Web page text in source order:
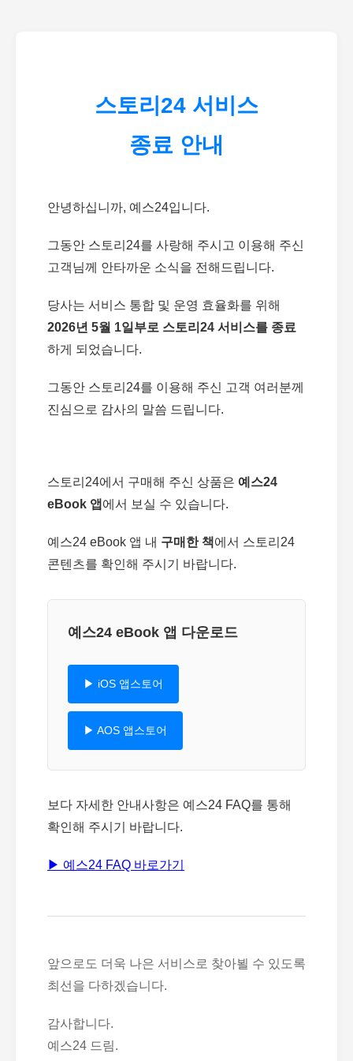
스토리24 서비스
종료 안내
안녕하십니까, 예스24입니다.
그동안 스토리24를 사랑해 주시고 이용해 주신
고객님께 안타까운 소식을 전해드립니다.
당사는 서비스 통합 및 운영 효율화를 위해
2026년 5월 1일부로 스토리24 서비스를 종료
하게 되었습니다.
그동안 스토리24를 이용해 주신 고객 여러분께
진심으로 감사의 말씀 드립니다.
스토리24에서 구매해 주신 상품은 예스24
eBook 앱 에서 보실 수 있습니다.
예스24 eBook 앱 내 구매한 책에서 스토리24
콘텐츠를 확인해 주시기 바랍니다.
예스24 eBook 앱 다운로드
▶ iOS 앱스토어
▶ AOS 앱스토어
보다 자세한 안내사항은 예스24 FAQ를 통해
확인해 주시기 바랍니다.
▶ 예스24 FAQ 바로가기
앞으로도 더욱 나은 서비스로 찾아뵐 수 있도록
최선을 다하겠습니다.
감사합니다.
예스24 드림.